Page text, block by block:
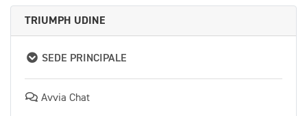
TRIUMPH UDINE
SEDE PRINCIPALE
Avvia Chat